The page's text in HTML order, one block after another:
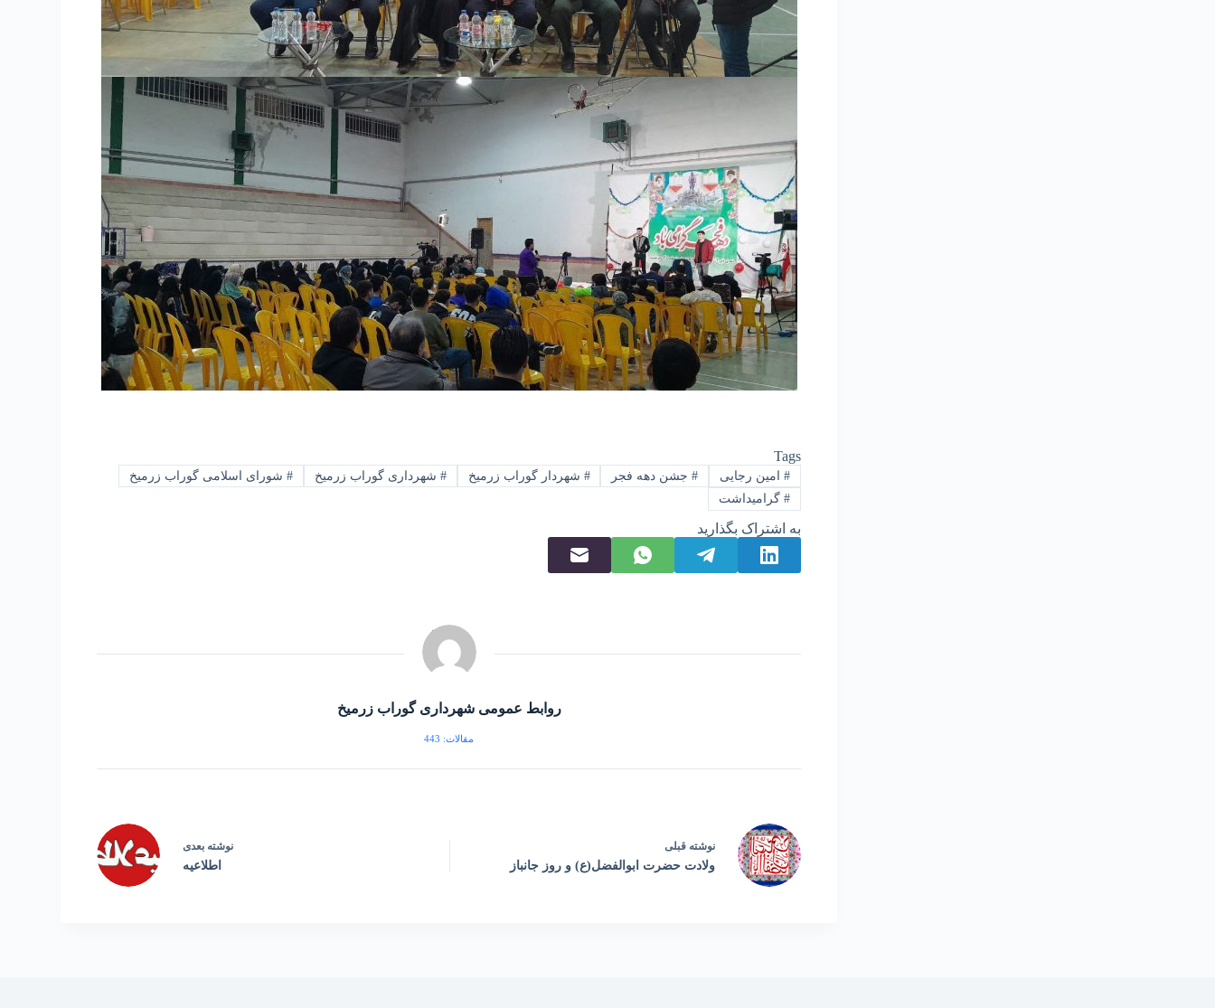
Tags
#امین رجایی #جشن دهه فجر # شهردار گوراب زرمیخ # شهرداری گوراب زرمیخ #شورای اسلامی گوراب زرمیخ
#گرامیداشت
به اشتراک بگذارید
روابط عمومی شهرداری گوراب زرمیخ
مقالات: 443
نوشته قبلی
ولادت حضرت ابوالفضل(ع) و روز جانباز
نوشته بعدی
اطلاعیه